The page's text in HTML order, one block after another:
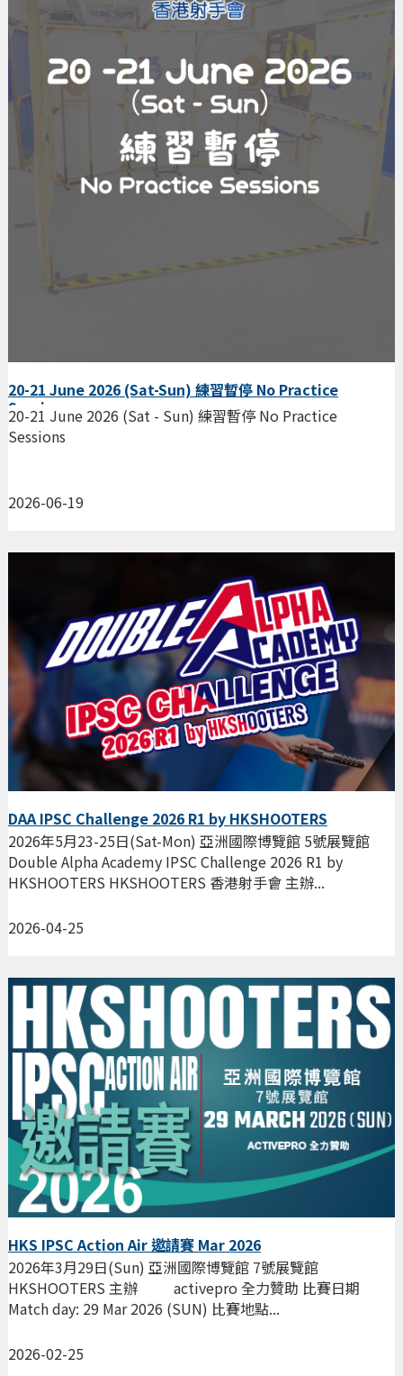
20-21 June 2026 (Sat-Sun) 練習暫停 No Practice
Sessions
2026-06-19
20-21 June 2026 (Sat - Sun) 練習暫停 No Practice
Sessions
DAA IPSC Challenge 2026 R1 by HKSHOOTERS
2026-04-25
2026年5月23-25日(Sat-Mon) 亞洲國際博覽館 5號展覽館
Double Alpha Academy IPSC Challenge 2026 R1 by
HKSHOOTERS HKSHOOTERS 香港射手會 主辦...
HKS IPSC Action Air 邀請賽 Mar 2026
2026-02-25
2026年3月29日(Sun) 亞洲國際博覽館 7號展覽館
HKSHOOTERS 主辦 activepro 全力贊助 比賽日期
Match day: 29 Mar 2026 (SUN) 比賽地點...